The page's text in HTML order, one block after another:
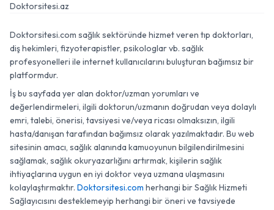
Doktorsitesi.az
Doktorsitesi.com sağlık sektöründe hizmet veren tıp doktorları,
diş hekimleri, fizyoterapistler, psikologlar vb. sağlık
profesyonelleri ile internet kullanıcılarını buluşturan bağımsız bir
platformdur.
İş bu sayfada yer alan doktor/uzman yorumları ve
değerlendirmeleri, ilgili doktorun/uzmanın doğrudan veya dolaylı
emri, talebi, önerisi, tavsiyesi ve/veya ricası olmaksızın, ilgili
hasta/danışan tarafından bağımsız olarak yazılmaktadır. Bu web
sitesinin amacı, sağlık alanında kamuoyunun bilgilendirilmesini
sağlamak, sağlık okuryazarlığını artırmak, kişilerin sağlık
ihtiyaçlarına uygun en iyi doktor veya uzmana ulaşmasını
kolaylaştırmaktır. Doktorsitesi.com herhangi bir Sağlık Hizmeti
Sağlayıcısını desteklemeyip herhangi bir öneri ve tavsiyede